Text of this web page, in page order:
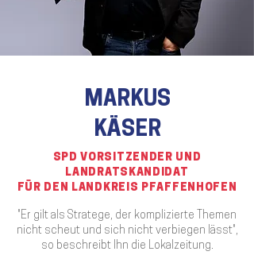
MARKUS
KÄSER
SPD VORSITZENDER UND
LANDRATSKANDIDAT
FÜR DEN LANDKREIS PFAFFENHOFEN
"Er gilt als Stratege, der komplizierte Themen
nicht scheut und sich nicht verbiegen lässt",
so beschreibt Ihn die Lokalzeitung.